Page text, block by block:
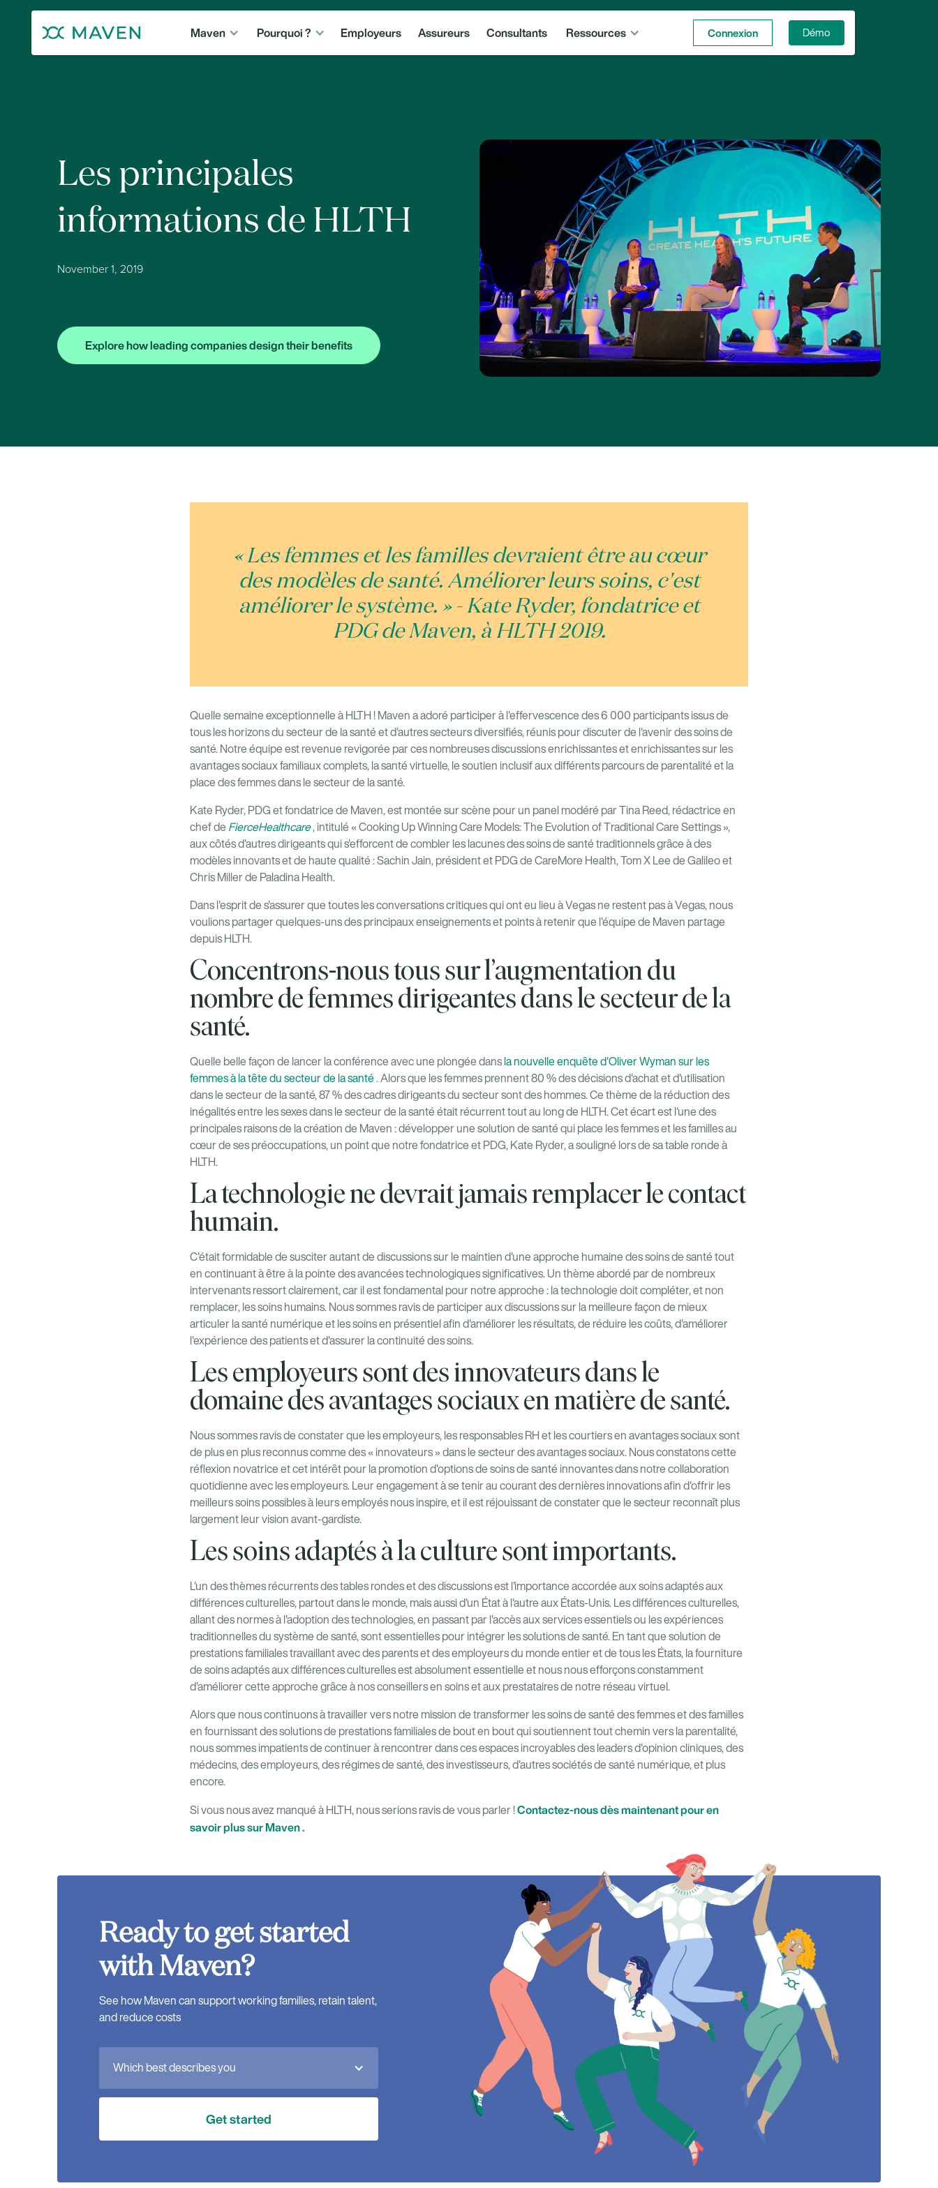
Maven Pourquoi ? Employeurs Assureurs Consultants Ressources Connexion Démo
Les principales
informations de HLTH
November 1, 2019
Explore how leading companies design their benefits
« Les femmes et les familles devraient être au cœur
des modèles de santé. Améliorer leurs soins, c'est
améliorer le système. » - Kate Ryder, fondatrice et
PDG de Maven, à HLTH 2019.
Quelle semaine exceptionnelle à HLTH ! Maven a adoré participer à l'effervescence des 6 000 participants issus de
tous les horizons du secteur de la santé et d'autres secteurs diversifiés, réunis pour discuter de l'avenir des soins de
santé. Notre équipe est revenue revigorée par ces nombreuses discussions enrichissantes et enrichissantes sur les
avantages sociaux familiaux complets, la santé virtuelle, le soutien inclusif aux différents parcours de parentalité et la
place des femmes dans le secteur de la santé.
Kate Ryder, PDG et fondatrice de Maven, est montée sur scène pour un panel modéré par Tina Reed, rédactrice en
chef de FierceHealthcare, intitulé « Cooking Up Winning Care Models: The Evolution of Traditional Care Settings »,
aux côtés d'autres dirigeants qui s'efforcent de combler les lacunes des soins de santé traditionnels grâce à des
modèles innovants et de haute qualité : Sachin Jain, président et PDG de CareMore Health, Tom X Lee de Galileo et
Chris Miller de Paladina Health.
Dans l'esprit de s'assurer que toutes les conversations critiques qui ont eu lieu à Vegas ne restent pas à Vegas, nous
voulions partager quelques-uns des principaux enseignements et points à retenir que l'équipe de Maven partage
depuis HLTH.
Concentrons-nous tous sur l’augmentation du
nombre de femmes dirigeantes dans le secteur de la
santé.
Quelle belle façon de lancer la conférence avec une plongée dans la nouvelle enquête d'Oliver Wyman sur les
femmes à la tête du secteur de la santé. Alors que les femmes prennent 80 % des décisions d'achat et d'utilisation
dans le secteur de la santé, 87 % des cadres dirigeants du secteur sont des hommes. Ce thème de la réduction des
inégalités entre les sexes dans le secteur de la santé était récurrent tout au long de HLTH. Cet écart est l'une des
principales raisons de la création de Maven : développer une solution de santé qui place les femmes et les familles au
cœur de ses préoccupations, un point que notre fondatrice et PDG, Kate Ryder, a souligné lors de sa table ronde à
HLTH.
La technologie ne devrait jamais remplacer le contact
humain.
C'était formidable de susciter autant de discussions sur le maintien d'une approche humaine des soins de santé tout
en continuant à être à la pointe des avancées technologiques significatives. Un thème abordé par de nombreux
intervenants ressort clairement, car il est fondamental pour notre approche : la technologie doit compléter, et non
remplacer, les soins humains. Nous sommes ravis de participer aux discussions sur la meilleure façon de mieux
articuler la santé numérique et les soins en présentiel afin d'améliorer les résultats, de réduire les coûts, d'améliorer
l'expérience des patients et d'assurer la continuité des soins.
Les employeurs sont des innovateurs dans le
domaine des avantages sociaux en matière de santé.
Nous sommes ravis de constater que les employeurs, les responsables RH et les courtiers en avantages sociaux sont
de plus en plus reconnus comme des « innovateurs » dans le secteur des avantages sociaux. Nous constatons cette
réflexion novatrice et cet intérêt pour la promotion d'options de soins de santé innovantes dans notre collaboration
quotidienne avec les employeurs. Leur engagement à se tenir au courant des dernières innovations afin d'offrir les
meilleurs soins possibles à leurs employés nous inspire, et il est réjouissant de constater que le secteur reconnaît plus
largement leur vision avant-gardiste.
Les soins adaptés à la culture sont importants.
L'un des thèmes récurrents des tables rondes et des discussions est l'importance accordée aux soins adaptés aux
différences culturelles, partout dans le monde, mais aussi d'un État à l'autre aux États-Unis. Les différences culturelles,
allant des normes à l'adoption des technologies, en passant par l'accès aux services essentiels ou les expériences
traditionnelles du système de santé, sont essentielles pour intégrer les solutions de santé. En tant que solution de
prestations familiales travaillant avec des parents et des employeurs du monde entier et de tous les États, la fourniture
de soins adaptés aux différences culturelles est absolument essentielle et nous nous efforçons constamment
d'améliorer cette approche grâce à nos conseillers en soins et aux prestataires de notre réseau virtuel.
Alors que nous continuons à travailler vers notre mission de transformer les soins de santé des femmes et des familles
en fournissant des solutions de prestations familiales de bout en bout qui soutiennent tout chemin vers la parentalité,
nous sommes impatients de continuer à rencontrer dans ces espaces incroyables des leaders d'opinion cliniques, des
médecins, des employeurs, des régimes de santé, des investisseurs, d'autres sociétés de santé numérique, et plus
encore.
Si vous nous avez manqué à HLTH, nous serions ravis de vous parler !Contactez-nous dès maintenant pour en
savoir plus sur Maven.
Ready to get started
with Maven?
See how Maven can support working families, retain talent,
and reduce costs
Which best describes you
Get started